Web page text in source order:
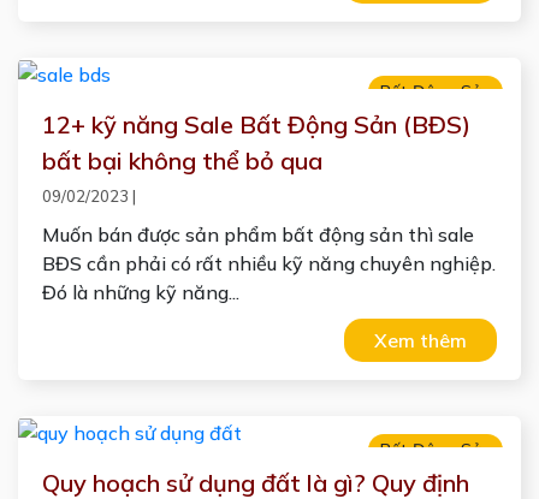
Bất Động Sản
12+ kỹ năng Sale Bất Động Sản (BĐS)
bất bại không thể bỏ qua
09/02/2023 |
Muốn bán được sản phẩm bất động sản thì sale
BĐS cần phải có rất nhiều kỹ năng chuyên nghiệp.
Đó là những kỹ năng...
Xem thêm
Bất Động Sản
Quy hoạch sử dụng đất là gì? Quy định